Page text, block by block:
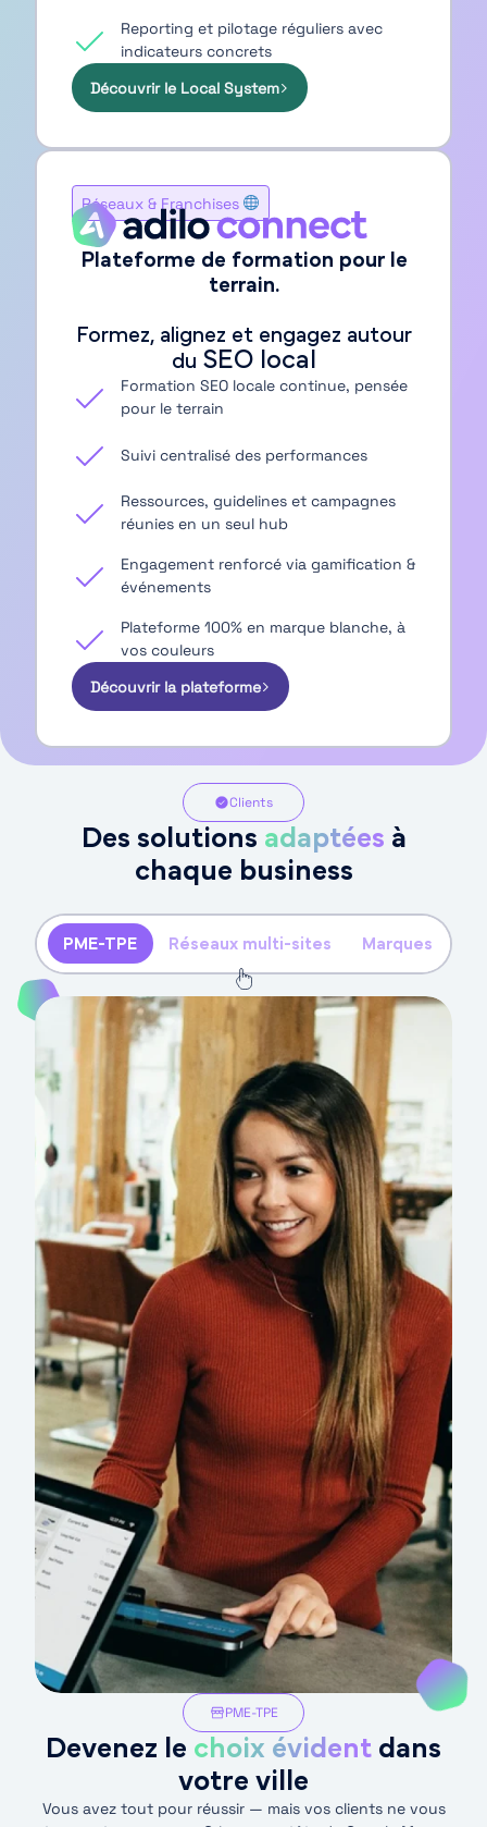
Reporting et pilotage réguliers avec
indicateurs concrets
Découvrir le Local System
Réseaux & Franchises
Plateforme de formation pour le
terrain.
Formez, alignez et engagez autour
du SEO local
Formation SEO locale continue, pensée
pour le terrain
Suivi centralisé des performances
Ressources, guidelines et campagnes
réunies en un seul hub
Engagement renforcé via gamification &
événements
Plateforme 100% en marque blanche, à
vos couleurs
Découvrir la plateforme
Clients
Des solutions adaptées à
chaque business
PME-TPE Réseaux multi-sites Marques
PME-TPE
Devenez le choix évident dans
votre ville
Vous avez tout pour réussir — mais vos clients ne vous